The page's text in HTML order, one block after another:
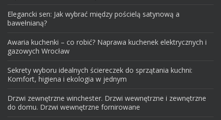
Elegancki sen: Jak wybrać między pościelą satynową a
bawełnianą?
Awaria kuchenki – co robić? Naprawa kuchenek elektrycznych i
gazowych Wrocław
Sekrety wyboru idealnych ściereczek do sprzątania kuchni:
Komfort, higiena i ekologia w jednym
Drzwi zewnętrzne winchester. Drzwi wewnętrzne i zewnętrzne
do domu. Drzwi wewnętrzne fornirowane